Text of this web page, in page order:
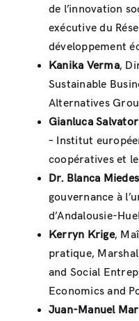
de l’innovation
exécutive du
développement
Kanika Verma,
Sustainable
Alternatives
Gianluca
– Institut
coopératives et
Dr. Blanca
gouvernance à
d’Andalousie-
Kerryn Krige,
pratique,
and Social
Economics and
Juan-Manuel